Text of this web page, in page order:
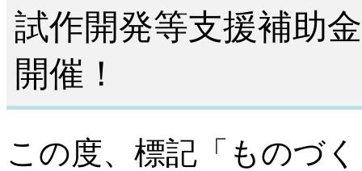
試作開発等支援補助
開催！
この度、標記「ものづ